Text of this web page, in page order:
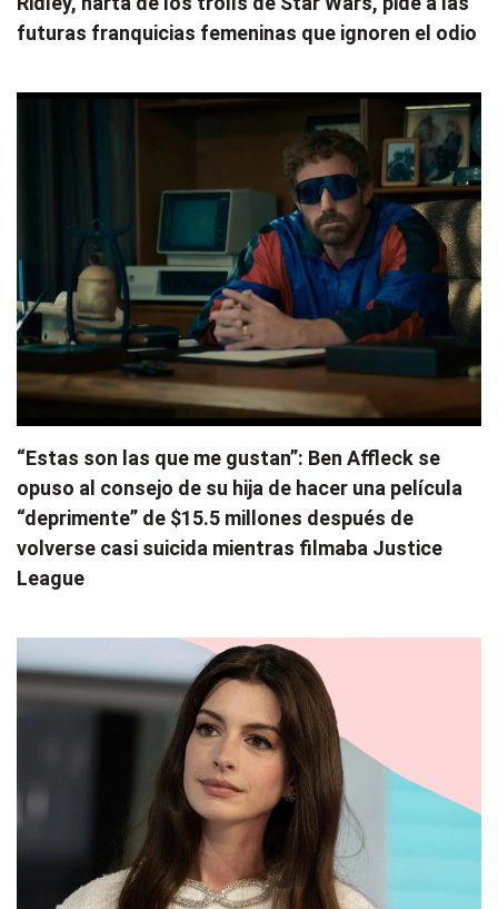
futuras franquicias femeninas que ignoren el odio
“Estas son las que me gustan”: Ben Affleck se
opuso al consejo de su hija de hacer una película
“deprimente” de $15.5 millones después de
volverse casi suicida mientras filmaba Justice
League